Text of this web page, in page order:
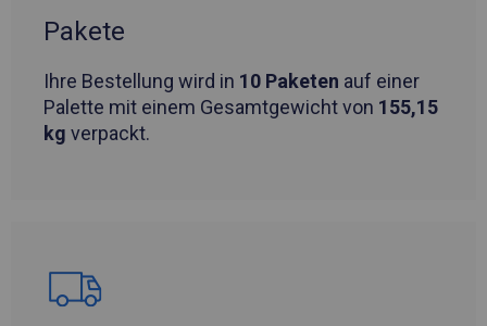
Pakete
Ihre Bestellung wird in 10 Paketen auf einer
Palette mit einem Gesamtgewicht von 155,15
kg verpackt.